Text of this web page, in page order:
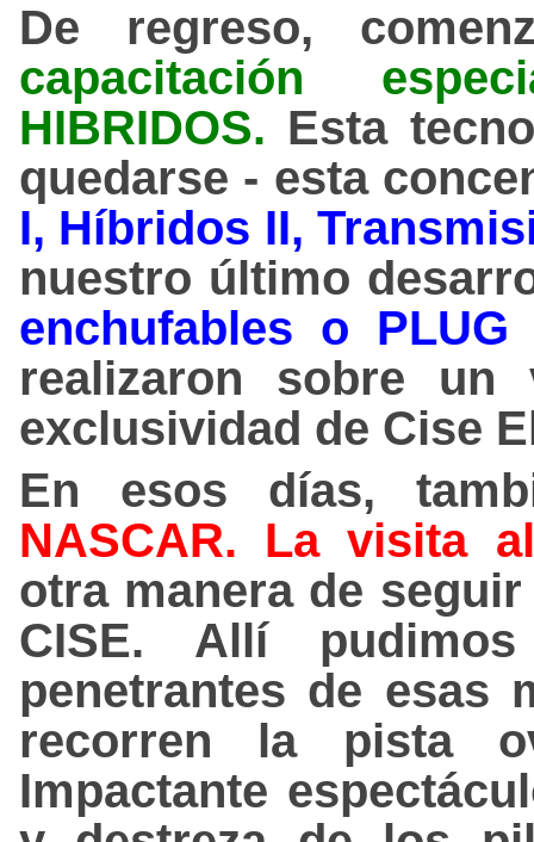
De regreso,
capacitación
HIBRIDOS. Esta
quedarse - esta
I, Híbridos II,
nuestro último
enchufables o PLUG
realizaron sobre un
exclusividad de Cise
En esos días,
NASCAR. La visita
otra manera de
CISE. Allí
penetrantes de esas
recorren la pista
Impactante